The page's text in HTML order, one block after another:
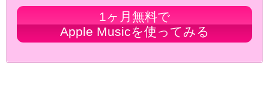
1ヶ月無料で
Apple Musicを使ってみる